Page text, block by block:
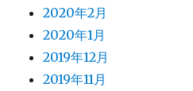
2020年2月
2020年1月
2019年12月
2019年11月